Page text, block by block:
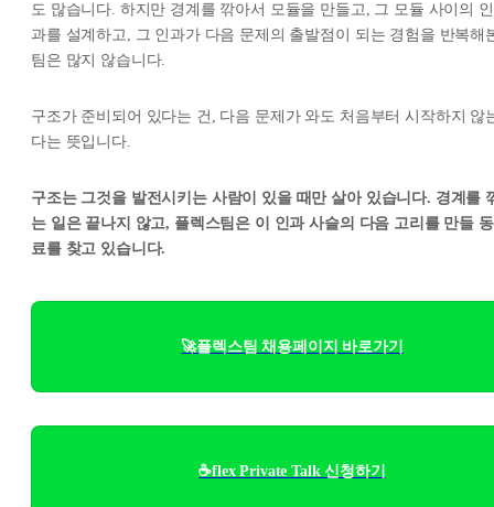
도 많습니다. 하지만 경계를 깎아서 모듈을 만들고, 그 모듈 사이의 인
과를 설계하고, 그 인과가 다음 문제의 출발점이 되는 경험을 반복해
팀은 많지 않습니다.
구조가 준비되어 있다는 건, 다음 문제가 와도 처음부터 시작하지 않
다는 뜻입니다.
구조는 그것을 발전시키는 사람이 있을 때만 살아 있습니다. 경계를
는 일은 끝나지 않고, 플렉스팀은 이 인과 사슬의 다음 고리를 만들 동
료를 찾고 있습니다.
🚀플렉스팀 채용페이지 바로가기
☕flex Private Talk 신청하기